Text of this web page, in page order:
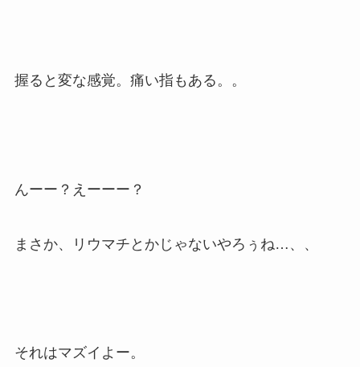
握ると変な感覚。痛い指もある。。
んーー？えーーー？
まさか、リウマチとかじゃないやろぅね…、、
それはマズイよー。